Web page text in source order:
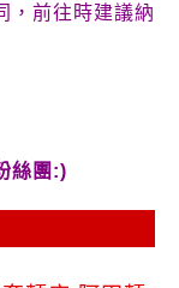
，前往時建議納
絲團:)